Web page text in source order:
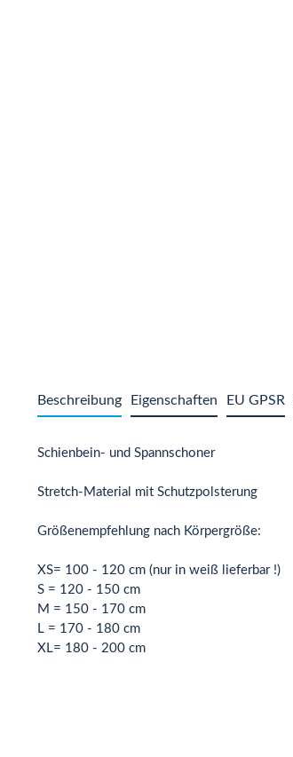
Beschreibung Eigenschaften EU GPSR
Schienbein- und Spannschoner
Stretch-Material mit Schutzpolsterung
Größenempfehlung nach Körpergröße:
XS= 100 - 120 cm (nur in weiß lieferbar !)
S = 120 - 150 cm
M = 150 - 170 cm
L = 170 - 180 cm
XL= 180 - 200 cm